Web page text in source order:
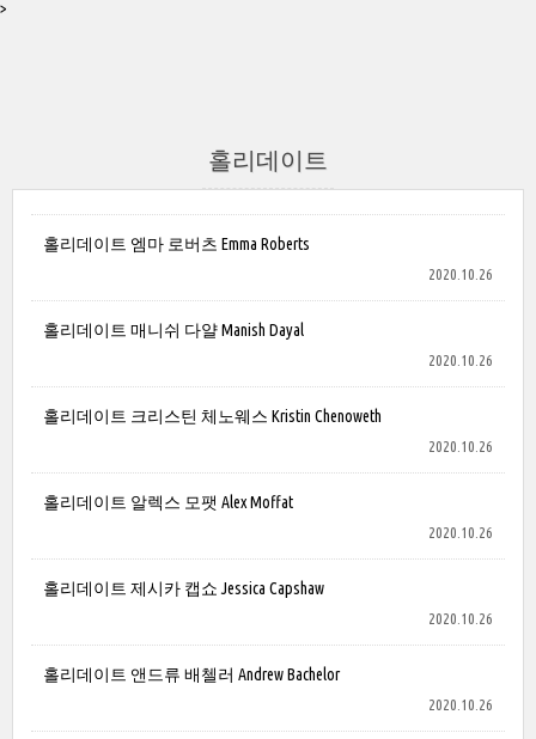
>
홀리데이트
홀리데이트 엠마 로버츠 Emma Roberts
2020.10.26
홀리데이트 매니쉬 다얄 Manish Dayal
2020.10.26
홀리데이트 크리스틴 체노웨스 Kristin Chenoweth
2020.10.26
홀리데이트 알렉스 모팻 Alex Moffat
2020.10.26
홀리데이트 제시카 캡쇼 Jessica Capshaw
2020.10.26
홀리데이트 앤드류 배첼러 Andrew Bachelor
2020.10.26